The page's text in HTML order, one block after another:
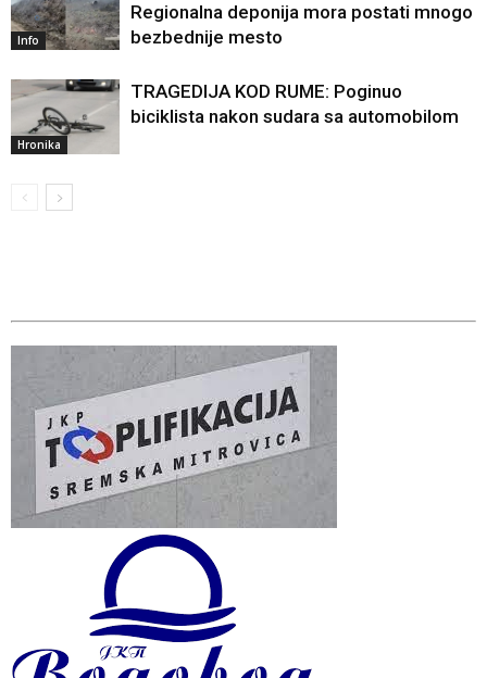
Info
Regionalna deponija mora postati mnogo
bezbednije mesto
Hronika
TRAGEDIJA KOD RUME: Poginuo
biciklista nakon sudara sa automobilom